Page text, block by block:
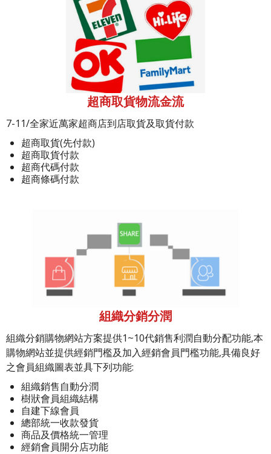
超商取貨物流金流
7-11/全家近萬家超商店到店取貨及取貨付款
超商取貨(先付款)
超商取貨付款
超商代碼付款
超商條碼付款
組織分銷分潤
組織分銷購物網站方案提供1~10代銷售利潤自動分配功能,本
購物網站並提供經銷門檻及加入經銷會員門檻功能,具備良好
之會員組織圖表並具下列功能:
組織銷售自動分潤
樹狀會員組織結構
自建下線會員
總部統一收款發貨
商品及價格統一管理
經銷會員開分店功能